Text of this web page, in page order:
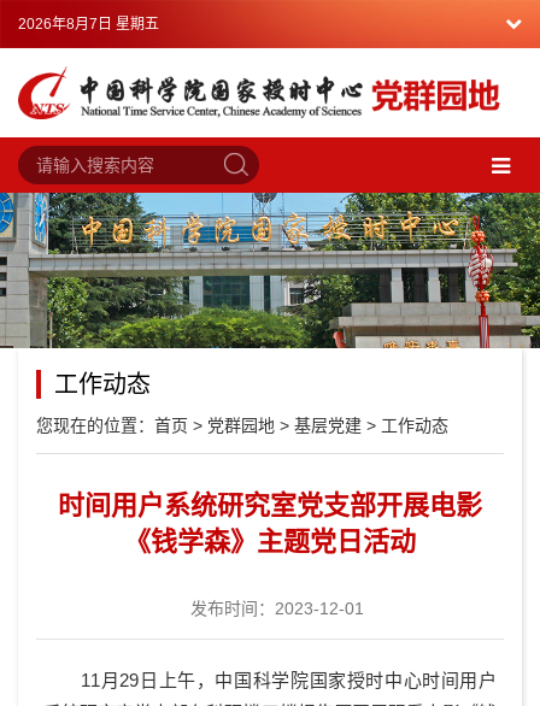
2026年8月7日 星期五
工作动态
您现在的位置： 首页 > 党群园地 > 基层党建 > 工作动态
时间用户系统研究室党支部开展电影
《钱学森》主题党日活动
发布时间：2023-12-01
11月29日上午， 中国科学院国家授时中心时间用户